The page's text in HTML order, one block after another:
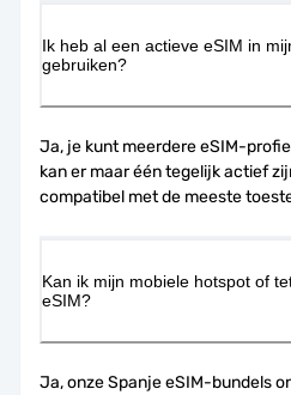
Ik heb al een actieve eSIM in
gebruiken?
Ja, je kunt meerdere eSIM-
kan er maar één tegelijk actief
compatibel met de meeste
Kan ik mijn mobiele hotspot of
eSIM?
Ja, onze Spanje eSIM-bundels